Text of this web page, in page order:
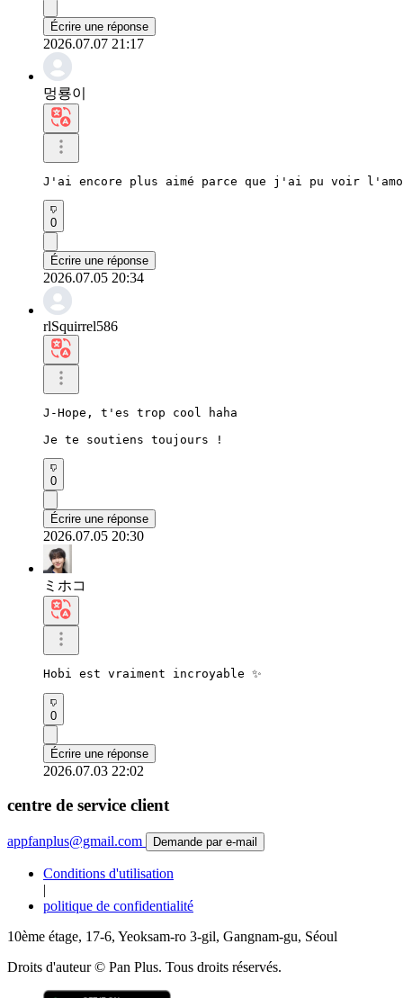
Écrire une réponse
2026.07.07 21:17
멍룡이
J'ai encore plus aimé parce que j'ai pu voir
0
Écrire une réponse
2026.07.05 20:34
rlSquirrel586
J-Hope, t'es trop cool haha
Je te soutiens toujours !
0
Écrire une réponse
2026.07.05 20:30
ミホコ
Hobi est vraiment incroyable ✨
0
Écrire une réponse
2026.07.03 22:02
centre de service client
appfanplus@gmail.com Demande par e-mail
Conditions d'utilisation
|
politique de confidentialité
10ème étage, 17-6, Yeoksam-ro 3-gil, Gangnam-gu, Séoul
Droits d'auteur © Pan Plus. Tous droits réservés.